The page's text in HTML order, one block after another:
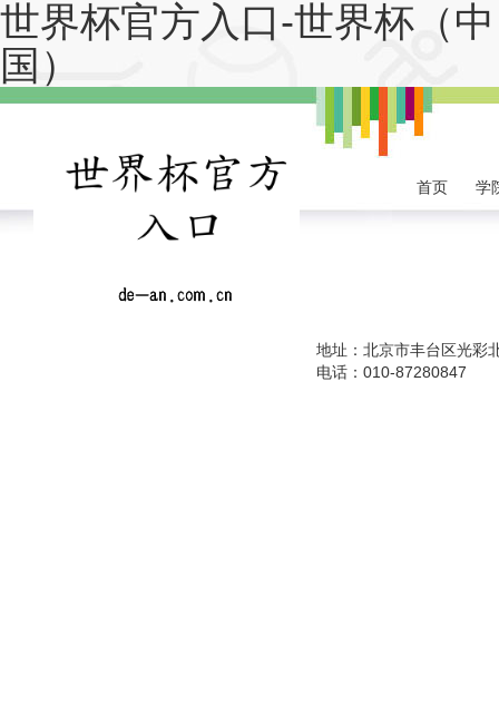
世界杯官方入口-世界杯（中
国）
首页 学
地址：北京市丰台区光彩
电话：010-87280847